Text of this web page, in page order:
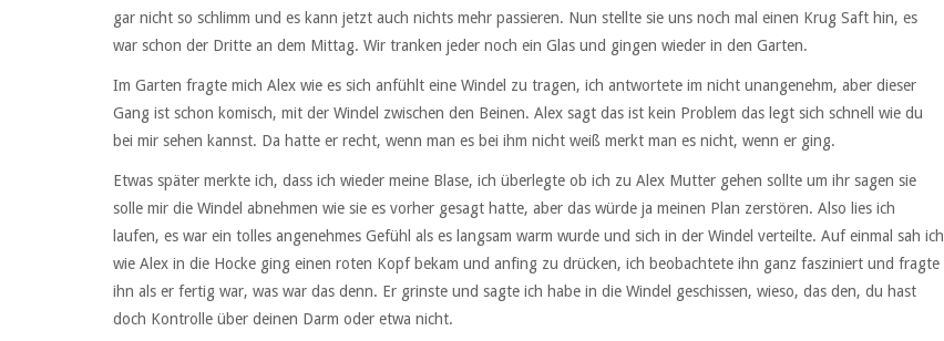
gar nicht so schlimm und es kann jetzt auch nichts mehr passieren. Nun stellte sie uns noch mal einen Krug Saft hin, es
war schon der Dritte an dem Mittag. Wir tranken jeder noch ein Glas und gingen wieder in den Garten.
Im Garten fragte mich Alex wie es sich anfühlt eine Windel zu tragen, ich antwortete im nicht unangenehm, aber dieser
Gang ist schon komisch, mit der Windel zwischen den Beinen. Alex sagt das ist kein Problem das legt sich schnell wie du
bei mir sehen kannst. Da hatte er recht, wenn man es bei ihm nicht weiß merkt man es nicht, wenn er ging.
Etwas später merkte ich, dass ich wieder meine Blase, ich überlegte ob ich zu Alex Mutter gehen sollte um ihr sagen sie
solle mir die Windel abnehmen wie sie es vorher gesagt hatte, aber das würde ja meinen Plan zerstören. Also lies ich
laufen, es war ein tolles angenehmes Gefühl als es langsam warm wurde und sich in der Windel verteilte. Auf einmal sah ich
wie Alex in die Hocke ging einen roten Kopf bekam und anfing zu drücken, ich beobachtete ihn ganz fasziniert und fragte
ihn als er fertig war, was war das denn. Er grinste und sagte ich habe in die Windel geschissen, wieso, das den, du hast
doch Kontrolle über deinen Darm oder etwa nicht.